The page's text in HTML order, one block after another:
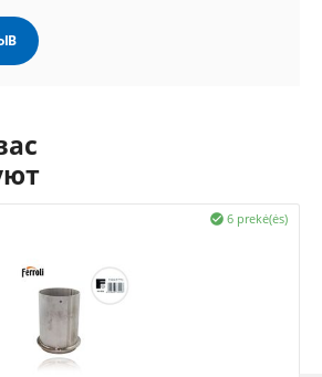
6 prekė(ės)
